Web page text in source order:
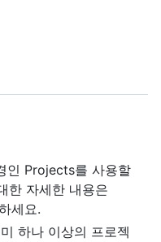
인 Projects를 사용할
한 자세한 내용은
세요.
하나 이상의 프로젝